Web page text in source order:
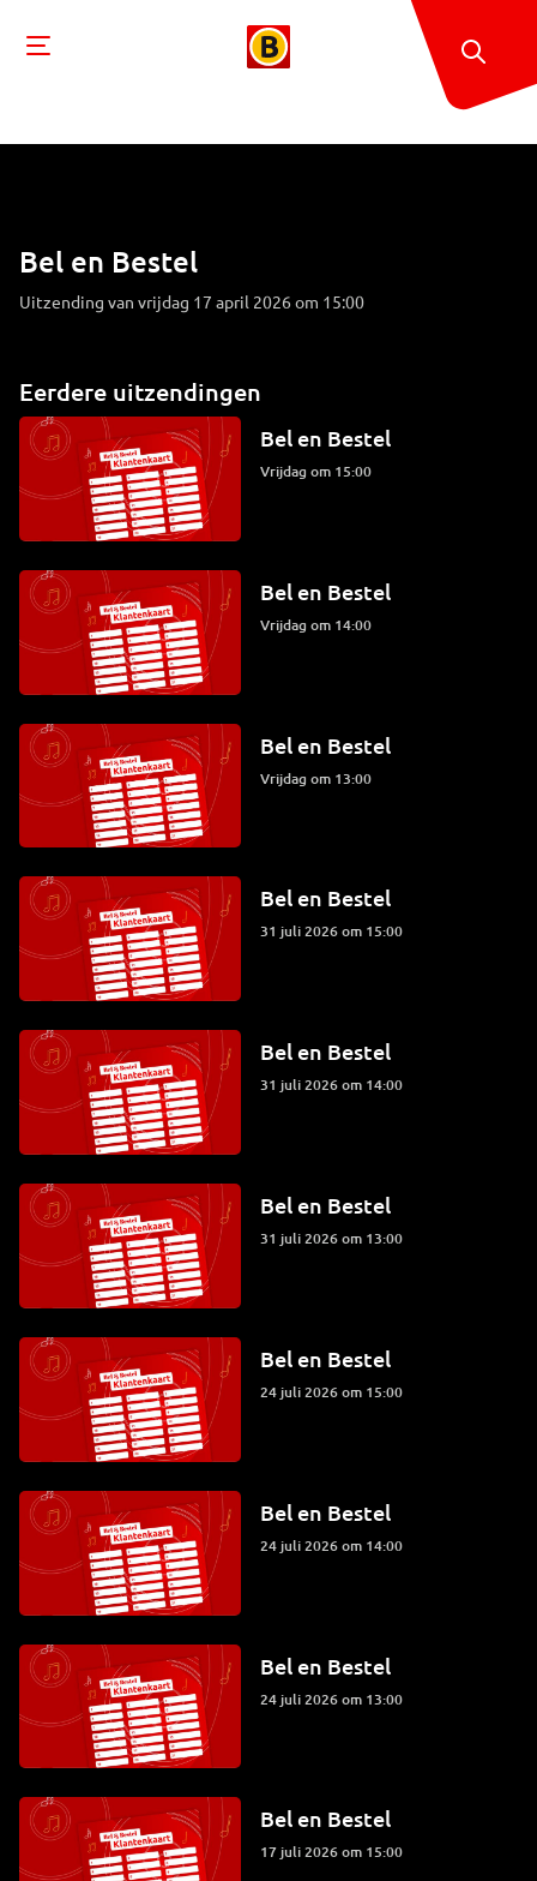
Bel en Bestel
Uitzending van vrijdag 17 april 2026 om 15:00
Eerdere uitzendingen
Bel en Bestel
vrijdag om 15:00
Bel en Bestel
vrijdag om 14:00
Bel en Bestel
vrijdag om 13:00
Bel en Bestel
31 juli 2026 om 15:00
Bel en Bestel
31 juli 2026 om 14:00
Bel en Bestel
31 juli 2026 om 13:00
Bel en Bestel
24 juli 2026 om 15:00
Bel en Bestel
24 juli 2026 om 14:00
Bel en Bestel
24 juli 2026 om 13:00
Bel en Bestel
17 juli 2026 om 15:00